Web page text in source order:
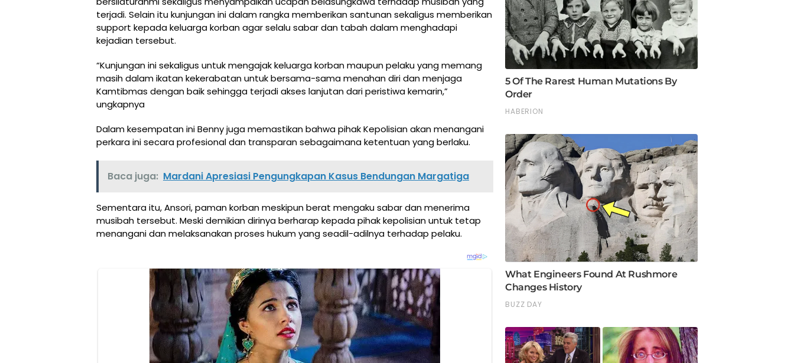
terjadi. Selain itu kunjungan ini dalam rangka memberikan santunan sekaligus memberikan
support kepada keluarga korban agar selalu sabar dan tabah dalam menghadapi
kejadian tersebut.
“Kunjungan ini sekaligus untuk mengajak keluarga korban maupun pelaku yang memang
masih dalam ikatan kekerabatan untuk bersama-sama menahan diri dan menjaga
Kamtibmas dengan baik sehingga terjadi akses lanjutan dari peristiwa kemarin,”
ungkapnya
Dalam kesempatan ini Benny juga memastikan bahwa pihak Kepolisian akan menangani
perkara ini secara profesional dan transparan sebagaimana ketentuan yang berlaku.
Baca juga: Mardani Apresiasi Pengungkapan Kasus Bendungan Margatiga
Sementara itu, Ansori, paman korban meskipun berat mengaku sabar dan menerima
musibah tersebut. Meski demikian dirinya berharap kepada pihak kepolisian untuk tetap
menangani dan melaksanakan proses hukum yang seadil-adilnya terhadap pelaku.